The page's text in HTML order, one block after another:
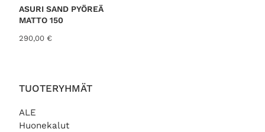
TUOTERYHMÄT
ALE
Huonekalut
ASURI SAND PYÖREÄ
MATTO 150
290,00 €